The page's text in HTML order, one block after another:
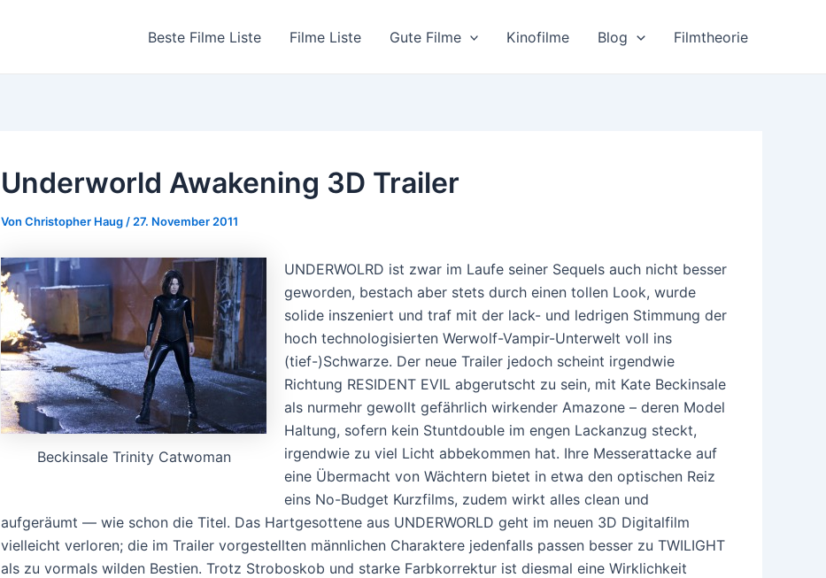
Beste Filme Liste Filme Liste Gute Filme Kinofilme Blog Filmtheorie
Underworld Awakening 3D Trailer
Von Christopher Haug / 27. November 2011
Beckinsale Trinity Catwoman
UNDERWOLRD ist zwar im Laufe seiner Sequels auch nicht besser
geworden, bestach aber stets durch einen tollen Look, wurde
solide inszeniert und traf mit der lack- und ledrigen Stimmung der
hoch technologisierten Werwolf-Vampir-Unterwelt voll ins
(tief-)Schwarze. Der neue Trailer jedoch scheint irgendwie
Richtung RESIDENT EVIL abgerutscht zu sein, mit Kate Beckinsale
als nurmehr gewollt gefährlich wirkender Amazone – deren Model
Haltung, sofern kein Stuntdouble im engen Lackanzug steckt,
irgendwie zu viel Licht abbekommen hat. Ihre Messerattacke auf
eine Übermacht von Wächtern bietet in etwa den optischen Reiz
eins No-Budget Kurzfilms, zudem wirkt alles clean und
aufgeräumt — wie schon die Titel. Das Hartgesottene aus UNDERWORLD geht im neuen 3D Digitalfilm
vielleicht verloren; die im Trailer vorgestellten männlichen Charaktere jedenfalls passen besser zu TWILIGHT
als zu vormals wilden Bestien. Trotz Stroboskob und starke Farbkorrektur ist diesmal eine Wirklichkeit